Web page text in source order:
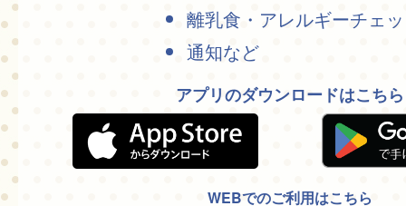
離乳食・アレルギーチェ
通知など
アプリのダウンロードはこちら
WEBでのご利用はこちら